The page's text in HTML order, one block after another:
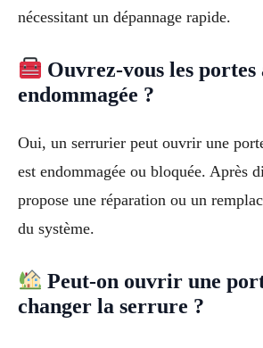
nécessitant un dépannage rapide.
Ouvrez-vous les
endommagée ?
Oui, un serrurier peut ouvrir une
est endommagée ou bloquée. Après
propose une réparation ou un
du système.
Peut-on ouvrir une
changer la serrure ?